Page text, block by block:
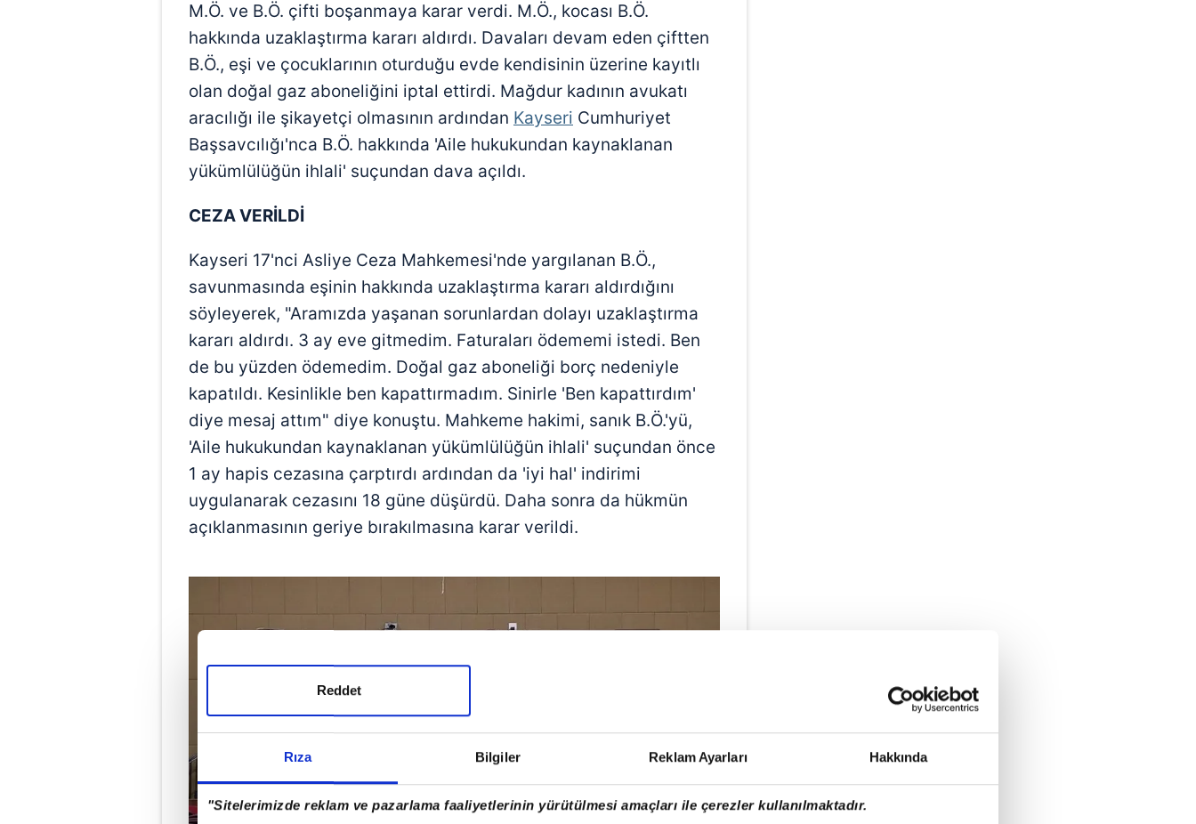
Rıza Bilgiler Reklam Ayarları Hakkında
"Sitelerimizde reklam ve pazarlama faaliyetlerinin yürütülmesi amaçları ile çerezler kullanılmaktadır.
Reddet
M.Ö. ve B.Ö. çifti boşanmaya karar verdi. M.Ö., kocası B.Ö.
hakkında uzaklaştırma kararı aldırdı. Davaları devam eden çiftten
B.Ö., eşi ve çocuklarının oturduğu evde kendisinin üzerine kayıtlı
olan doğal gaz aboneliğini iptal ettirdi. Mağdur kadının avukatı
aracılığı ile şikayetçi olmasının ardından Kayseri Cumhuriyet
Başsavcılığı'nca B.Ö. hakkında 'Aile hukukundan kaynaklanan
yükümlülüğün ihlali' suçundan dava açıldı.
CEZA VERİLDİ
Kayseri 17'nci Asliye Ceza Mahkemesi'nde yargılanan B.Ö.,
savunmasında eşinin hakkında uzaklaştırma kararı aldırdığını
söyleyerek, "Aramızda yaşanan sorunlardan dolayı uzaklaştırma
kararı aldırdı. 3 ay eve gitmedim. Faturaları ödememi istedi. Ben
de bu yüzden ödemedim. Doğal gaz aboneliği borç nedeniyle
kapatıldı. Kesinlikle ben kapattırmadım. Sinirle 'Ben kapattırdım'
diye mesaj attım" diye konuştu. Mahkeme hakimi, sanık B.Ö.'yü,
'Aile hukukundan kaynaklanan yükümlülüğün ihlali' suçundan önce
1 ay hapis cezasına çarptırdı ardından da 'iyi hal' indirimi
uygulanarak cezasını 18 güne düşürdü. Daha sonra da hükmün
açıklanmasının geriye bırakılmasına karar verildi.